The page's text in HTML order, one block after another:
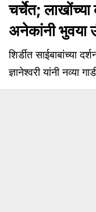
चर्चेत;
अनेकांनी भुवया
शिर्डीत साईबाबांच्या
ज्ञानेश्वरी यांनी नव्या